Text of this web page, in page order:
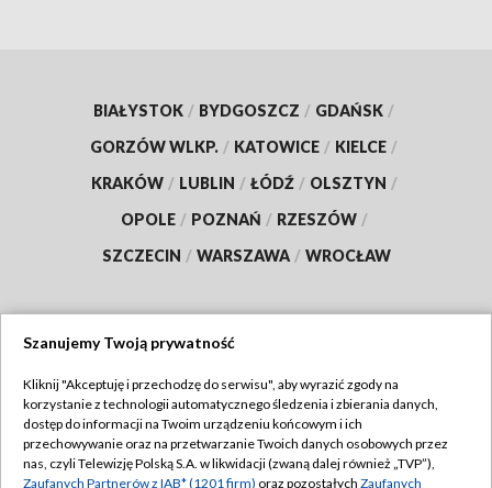
BIAŁYSTOK / BYDGOSZCZ / GDAŃSK /
GORZÓW WLKP. / KATOWICE / KIELCE /
KRAKÓW / LUBLIN / ŁÓDŹ / OLSZTYN /
OPOLE / POZNAŃ / RZESZÓW /
SZCZECIN / WARSZAWA / WROCŁAW
TVP
Abonament TVP
Emisja w TVP
Regulamin TVP
Szanujemy Twoją prywatność
Kliknij "Akceptuję i przechodzę do serwisu", aby wyrazić zgody na
korzystanie z technologii automatycznego śledzenia i zbierania danych,
dostęp do informacji na Twoim urządzeniu końcowym i ich
przechowywanie oraz na przetwarzanie Twoich danych osobowych przez
nas, czyli Telewizję Polską S.A. w likwidacji (zwaną dalej również „TVP”),
Zaufanych Partnerów z IAB* (1201 firm) oraz pozostałych Zaufanych